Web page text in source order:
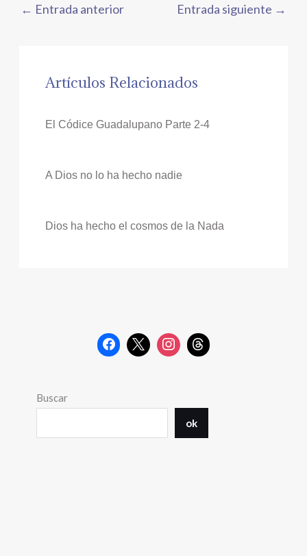
← Entrada anterior Entrada siguiente →
Artículos Relacionados
El Códice Guadalupano Parte 2-4
A Dios no lo ha hecho nadie
Dios ha hecho el cosmos de la Nada
Buscar
ok